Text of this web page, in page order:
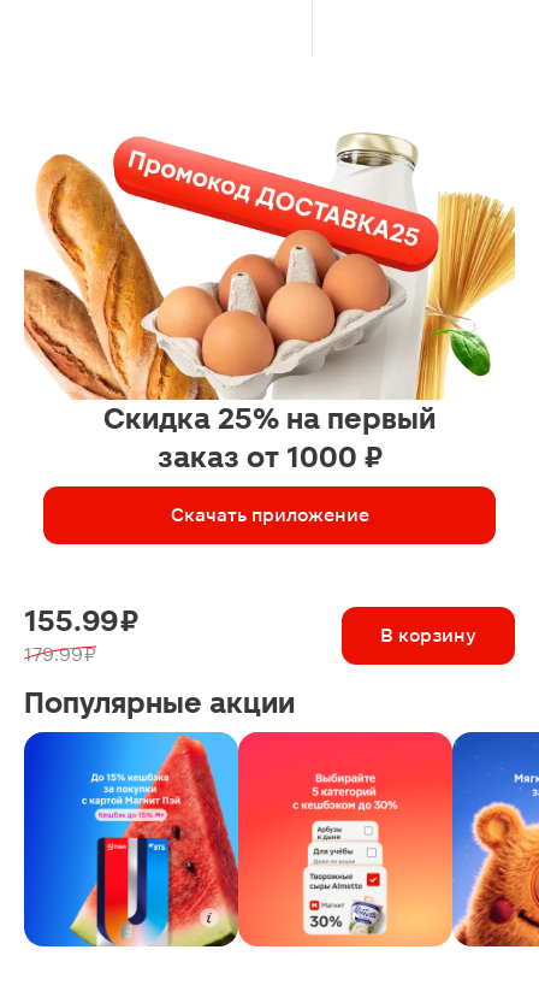
Скидка 25% на первый
заказ от 1000 ₽
Скачать приложение
155.99 ₽
179.99 ₽
В корзину
Популярные акции